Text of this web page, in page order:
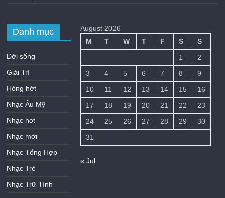
Danh mục
Đời sống
Giải Trí
Hóng hớt
Nhạc Âu Mỹ
Nhạc hot
Nhạc mới
Nhạc Tổng Hợp
Nhạc Trẻ
Nhạc Trữ Tình
August 2026
M
T W T F S
S
1
2
3
4 5 6 7 8
9
10
11 12 13 14 15
16
17
18 19 20 21 22
23
24
25 26 27 28 29
30
31
« Jul